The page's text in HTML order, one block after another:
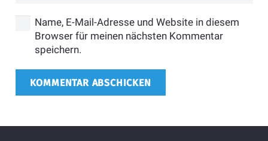
Name, E-Mail-Adresse und Website in diesem
Browser für meinen nächsten Kommentar
speichern.
KOMMENTAR ABSCHICKEN